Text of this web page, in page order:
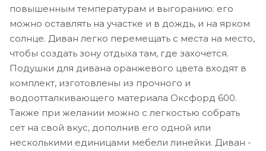
повышенным температурам и выгоранию: его
можно оставлять на участке и в дождь, и на ярком
солнце. Диван легко перемещать с места на место,
чтобы создать зону отдыха там, где захочется.
Подушки для дивана оранжевого цвета входят в
комплект, изготовлены из прочного и
водоотталкивающего материала Оксфорд 600.
Также при желании можно с легкостью собрать
сет на свой вкус, дополнив его одной или
несколькими единицами мебели линейки. Диван -